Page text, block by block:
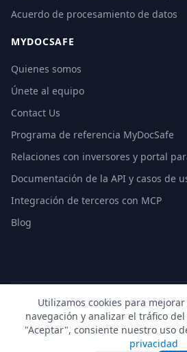
Acuerdo de procesamiento de datos
MYDOCSAFE
Quienes somos
Únete al equipo
Contact Us
Programa de referencia MyDocSafe
Relaciones con inversores y portal
Documentación de la API y casos de
Integración de terceros con MCP
Blog
© 2026 MyDocSafe. Todos los
del sitio
| build dev
🇬🇧 UK 🇺🇸 US🇵🇱 PL🇺🇦 UA🇪🇸 ES🇩🇪 DE
Utilizamos cookies para
navegación y analizar el tráfico
"Aceptar", consiente nuestro uso
privacidad